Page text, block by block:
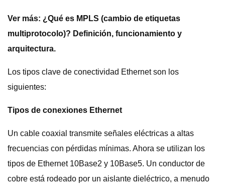
Ver más: ¿Qué es MPLS (cambio de etiquetas
multiprotocolo)? Definición, funcionamiento y
arquitectura.
Los tipos clave de conectividad Ethernet son los
siguientes:
Tipos de conexiones Ethernet
Un cable coaxial transmite señales eléctricas a altas
frecuencias con pérdidas mínimas. Ahora se utilizan los
tipos de Ethernet 10Base2 y 10Base5. Un conductor de
cobre está rodeado por un aislante dieléctrico, a menudo